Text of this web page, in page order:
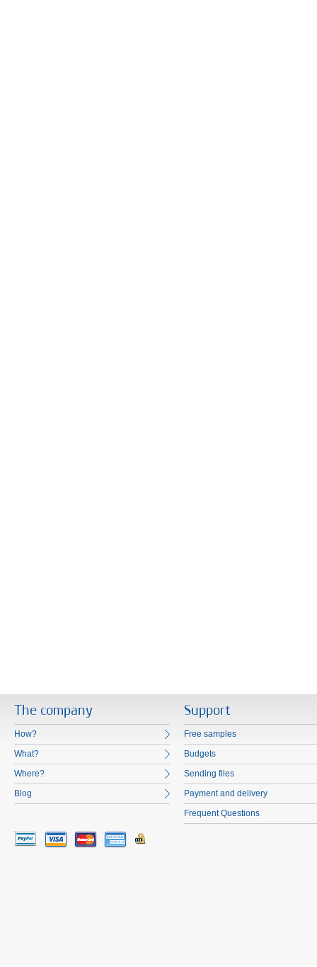
The company
How?
What?
Where?
Blog
Support
Free samples
Budgets
Sending files
Payment and delivery
Frequent Questions